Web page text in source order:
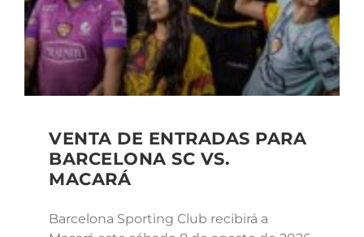
VENTA DE ENTRADAS PARA
BARCELONA SC VS.
MACARÁ
Barcelona Sporting Club recibirá a